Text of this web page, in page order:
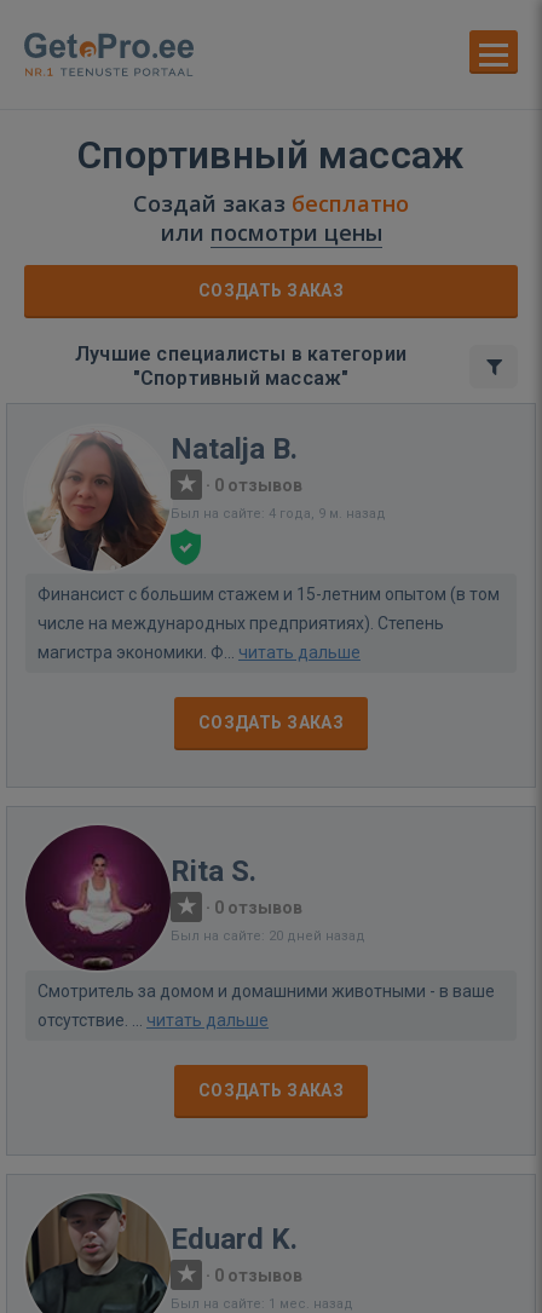
Спортивный массаж
Создай заказ бесплатно
или посмотри цены
СОЗДАТЬ ЗАКАЗ
Лучшие специалисты в категории
"Спортивный массаж"
Natalja B.
· 0 отзывов
Был на сайте: 4 года, 9 м. назад
Финансист с большим стажем и 15-летним опытом (в том
числе на международных предприятиях). Степень
магистра экономики. Ф... читать дальше
СОЗДАТЬ ЗАКАЗ
Rita S.
· 0 отзывов
Был на сайте: 20 дней назад
Смотритель за домом и домашними животными - в ваше
отсутствие. ... читать дальше
СОЗДАТЬ ЗАКАЗ
Eduard K.
· 0 отзывов
Был на сайте: 1 мес. назад